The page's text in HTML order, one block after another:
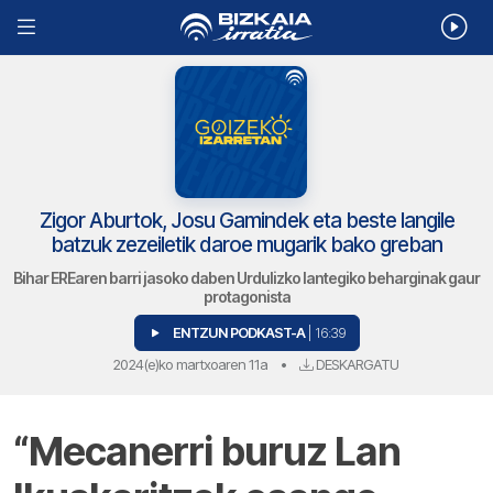
Zigor Aburtok, Josu Gamindek eta beste langile
batzuk zezeiletik daroe mugarik bako greban
Bihar EREaren barri jasoko daben Urdulizko lantegiko beharginak gaur
protagonista
ENTZUN PODKAST-A | 16:39
2024(e)ko martxoaren 11a • DESKARGATU
“Mecanerri buruz Lan